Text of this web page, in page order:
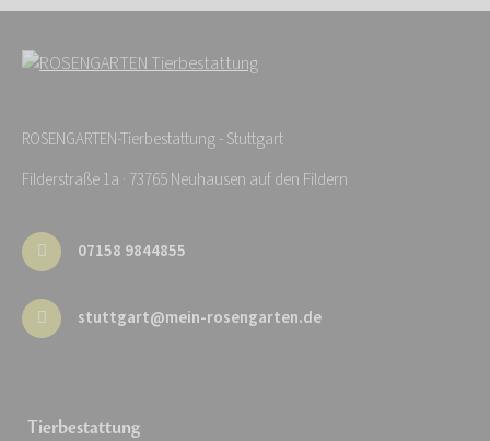
ROSENGARTEN-Tierbestattung - Stuttgart
Filderstraße 1a · 73765 Neuhausen auf den Fildern
07158 9844855
stuttgart@mein-rosengarten.de
Tierbestattung